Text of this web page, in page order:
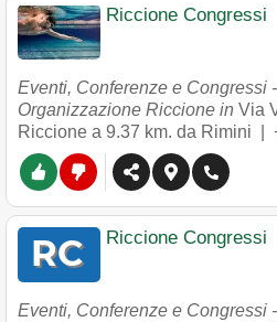
Riccione Congressi
Eventi, Conferenze e Congressi
Organizzazione Riccione in Via
Riccione a 9.37 km. da Rimini |
Riccione Congressi
Eventi, Conferenze e Congressi